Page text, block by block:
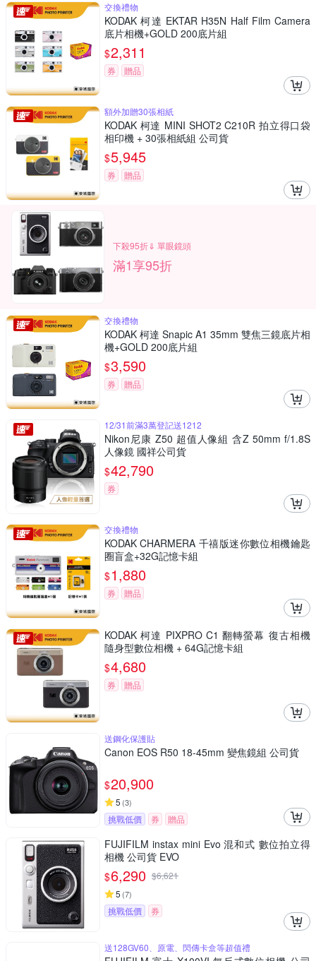
交換禮物
KODAK 柯達 EKTAR H35N Half Film Camera
底片相機+GOLD 200底片組
$2,311
券 贈品
額外加贈30張相紙
KODAK 柯達 MINI SHOT2 C210R 拍立得口袋
相印機 + 30張相紙組 公司貨
$5,945
券 贈品
下殺95折⇓ 單眼鏡頭
滿1享95折
交換禮物
KODAK 柯達 Snapic A1 35mm 雙焦三鏡底片相
機+GOLD 200底片組
$3,590
券 贈品
12/31前滿3萬登記送1212
Nikon尼康 Z50 超值人像組 含Z 50mm f/1.8S
人像鏡 國祥公司貨
$42,790
券
交換禮物
KODAK CHARMERA 千禧版迷你數位相機鑰匙
圈盲盒+32G記憶卡組
$1,880
券 贈品
KODAK 柯達 PIXPRO C1 翻轉螢幕 復古相機
隨身型數位相機 + 64G記憶卡組
$4,680
券 贈品
送鋼化保護貼
Canon EOS R50 18-45mm 變焦鏡組 公司貨
$20,900
5 (3)
挑戰低價 券 贈品
FUJIFILM instax mini Evo 混和式 數位拍立得
相機 公司貨 EVO
$6,290 $6,621
5 (7)
挑戰低價 券
送128GV60、原電、閃傳卡盒等超值禮